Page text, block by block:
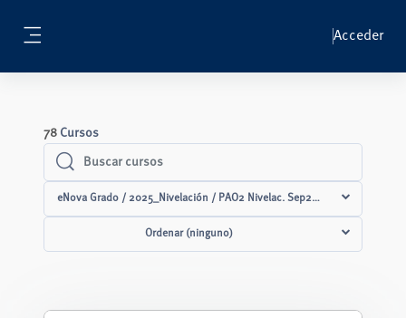
Acceder
78 Cursos
Buscar cursos
Buscar cursos
eNova Grado / 2025_Nivelación / PAO2 Nivelac. Sep2025-Feb2026
Ordenar (ninguno)